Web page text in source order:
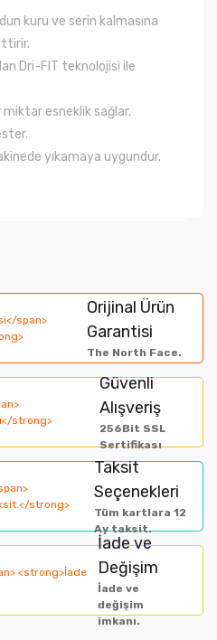
kuru ve serin kalmasına
Dri-FIT teknolojisi ile
miktar esneklik sağlar.
yıkamaya uygundur.
Yaz
iletebilirsiniz.
teşekkür ederiz.
veya görüntülenemiyor.
bilgiler bulunuyor.
olmalı.
Orijinal Ürün
Garantisi
The North Face.
Güvenli
Alışveriş
256Bit SSL
Sertifikası
Taksit
Seçenekleri
Tüm kartlara 12
Ay taksit.
İade ve
Değişim
İade ve
değişim
imkanı.